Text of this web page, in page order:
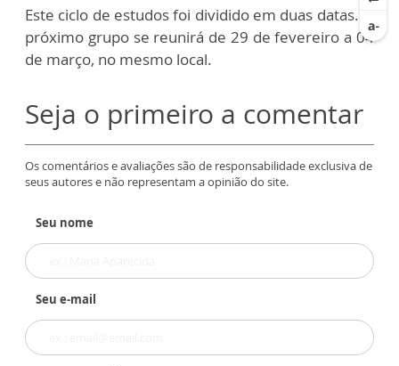
Este ciclo de estudos foi dividido em duas datas. O
próximo grupo se reunirá de 29 de fevereiro a 04
de março, no mesmo local.
Seja o primeiro a comentar
Os comentários e avaliações são de responsabilidade exclusiva de
seus autores e não representam a opinião do site.
Seu nome
Seu e-mail